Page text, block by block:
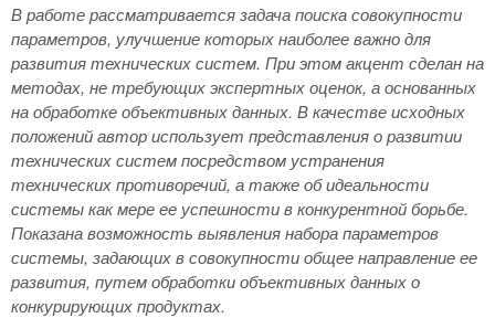
В работе рассматривается задача поиска совокупности
параметров, улучшение которых наиболее важно для
развития технических систем. При этом акцент сделан на
методах, не требующих экспертных оценок, а основанных
на обработке объективных данных. В качестве исходных
положений автор использует представления о развитии
технических систем посредством устранения
технических противоречий, а также об идеальности
системы как мере ее успешности в конкурентной борьбе.
Показана возможность выявления набора параметров
системы, задающих в совокупности общее направление ее
развития, путем обработки объективных данных о
конкурирующих продуктах.